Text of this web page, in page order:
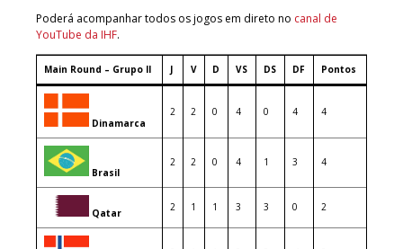
Poderá acompanhar todos os jogos em direto no canal de
YouTube da IHF.
Main Round – Grupo II J V D VS DS DF Pontos
Dinamarca
2 2 0 4 0 4 4
Brasil
2 2 0 4 1 3 4
Qatar
2 1 1 3 3 0 2